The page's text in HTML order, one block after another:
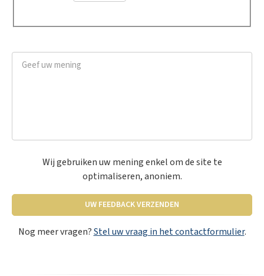
Wij gebruiken uw mening enkel om de site te
optimaliseren, anoniem.
UW FEEDBACK VERZENDEN
Nog meer vragen?Stel uw vraag in het contactformulier.